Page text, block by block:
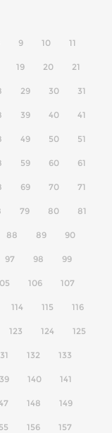
9 10 11
19 20 21
29 30 31
39 40 41
49 50 51
59 60 61
69 70 71
79 80 81
88 89 90
97 98 99
106 107
114 115 116
123 124 125
132 133
140 141
148 149
156 157